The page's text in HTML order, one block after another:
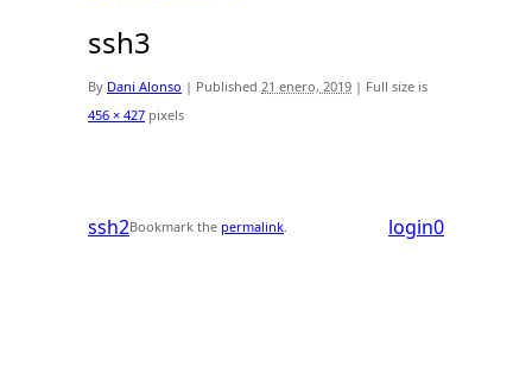
ssh3
By Dani Alonso | Published 21 enero, 2019 | Full size is
456 × 427 pixels
ssh2 login0
Bookmark the permalink